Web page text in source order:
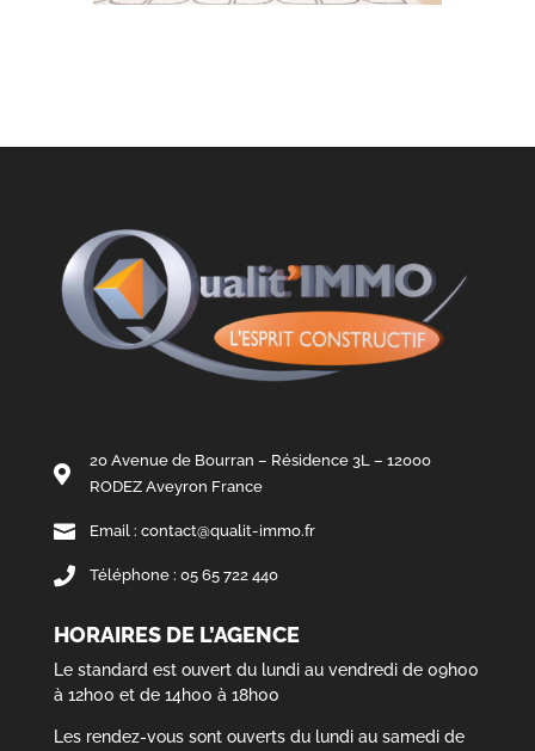

20 Avenue de Bourran – Résidence 3L – 12000
RODEZ Aveyron France
 Email : contact@qualit-immo.fr
 Téléphone : 05 65 722 440
HORAIRES DE L’AGENCE
Le standard est ouvert du lundi au vendredi de 09h00
à 12h00 et de 14h00 à 18h00
Les rendez-vous sont ouverts du lundi au samedi de